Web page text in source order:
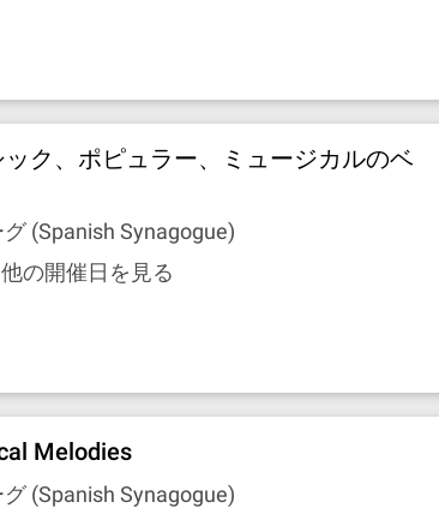
ク、ポピュラー、ミュージカルのベ
(Spanish Synagogue)
の開催日を見る
Melodies
(Spanish Synagogue)